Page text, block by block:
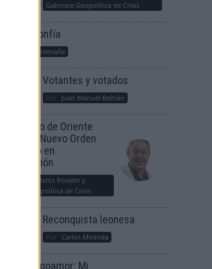
Gabinete Geopolítica de Crisis
Suelta y confía
María Comesaña
Votantes y votados
Por Juan Manuel Beltrán
El Conflicto de Oriente
Medio: Un Nuevo Orden
Autoritario en
Construcción
Álvaro Frutos Rosado y
Gabinete Geopolítica de Crisis
Reconquista leonesa
Por Carlos Miranda
Clara Campoamor: Mi